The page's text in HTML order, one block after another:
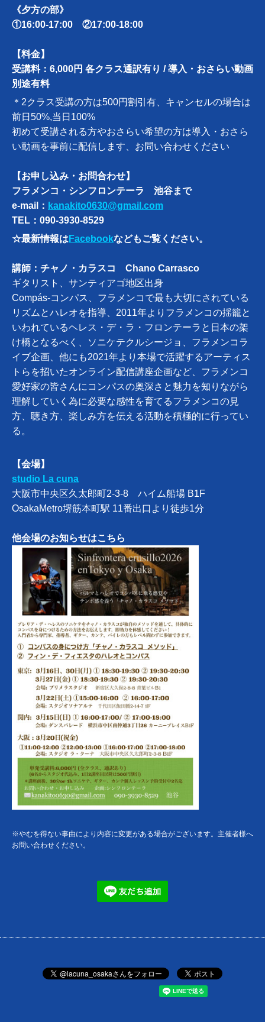
《夕方の部》
①16:00-17:00 ②17:00-18:00
【料金】
受講料：6,000円 各クラス通訳有り / 導入・おさらい動画
別途有料
＊2クラス受講の方は500円割引有、キャンセルの場合は
前日50%,当日100%
初めて受講される方やおさらい希望の方は導入・おさら
い動画を事前に配信します、お問い合わせください
【お申し込み・お問合わせ】
フラメンコ・シンフロンテーラ 池谷まで
e-mail： kanakito0630@gmail.com
TEL：090-3930-8529
☆最新情報は Facebookなどもご覧ください。
講師：チャノ・カラスコ Chano Carrasco
ギタリスト、サンティアゴ地区出身
Compás-コンパス、フラメンコで最も大切にされている
リズムとハレオを指導、2011年よりフラメンコの揺籠と
いわれているヘレス・デ・ラ・フロンテーラと日本の架
け橋となるべく、ソニケテクルシージョ、フラメンコラ
イブ企画、他にも2021年より本場で活躍するアーティス
トらを招いたオンライン配信講座企画など、フラメンコ
愛好家の皆さんにコンパスの奥深さと魅力を知りながら
理解していく為に必要な感性を育てるフラメンコの見
方、聴き方、楽しみ方を伝える活動を積極的に行ってい
る。
【会場】
studio La cuna
大阪市中央区久太郎町2-3-8 ハイム船場 B1F
OsakaMetro堺筋本町駅 11番出口より徒歩1分
他会場のお知らせはこちら
※やむを得ない事由により内容に変更がある場合がございます。主催者様へ
お問い合わせください。